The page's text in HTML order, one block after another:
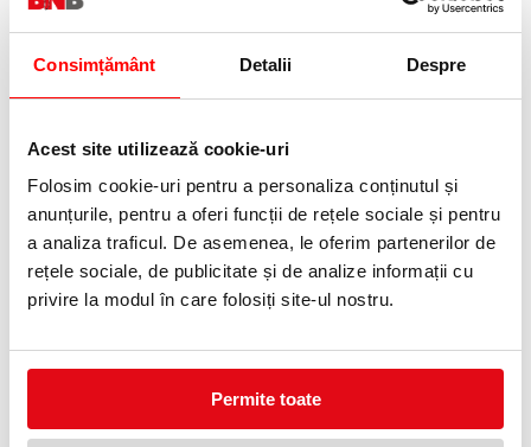
Consimțământ Detalii Despre
Acest site utilizează cookie-uri
Folosim cookie-uri pentru a personaliza conținutul și
anunțurile, pentru a oferi funcții de rețele sociale și pentru
a analiza traficul. De asemenea, le oferim partenerilor de
rețele sociale, de publicitate și de analize informații cu
privire la modul în care folosiți site-ul nostru.
Permite toate
In stoc
Informatii livrare
Telefon:
Ambalare: rola.
Hartie in format mare pentru copiatoare.